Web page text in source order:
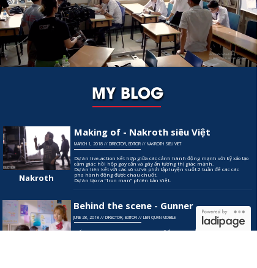
MY BLOG
Dự án live-action kết hợp giữa các cảnh hành động mạnh với kỹ xảo tạo
cảm giác hồi hộp gay cấn và gây ấn tượng thị giác mạnh.
Dự án liên kết với các võ sư và phải tập luyện suốt 2 tuần để các các
pha hành động được chau chuốt.
Dự án tạo ra “Iron man” phiên bản Việt.
Nakroth
Making of - Nakroth siêu Việt
MARCH 1, 2018 // DIRECTOR, EDITOR // NAKROTH SIEU VIET
Tiếp tục là dự án live-action, nhưng điểm sáng của dự án không nằm tại
Behind the scene - Gunner
JUNE 28, 2018 // DIRECTOR, EDITOR // LIEN QUAN MOBILE